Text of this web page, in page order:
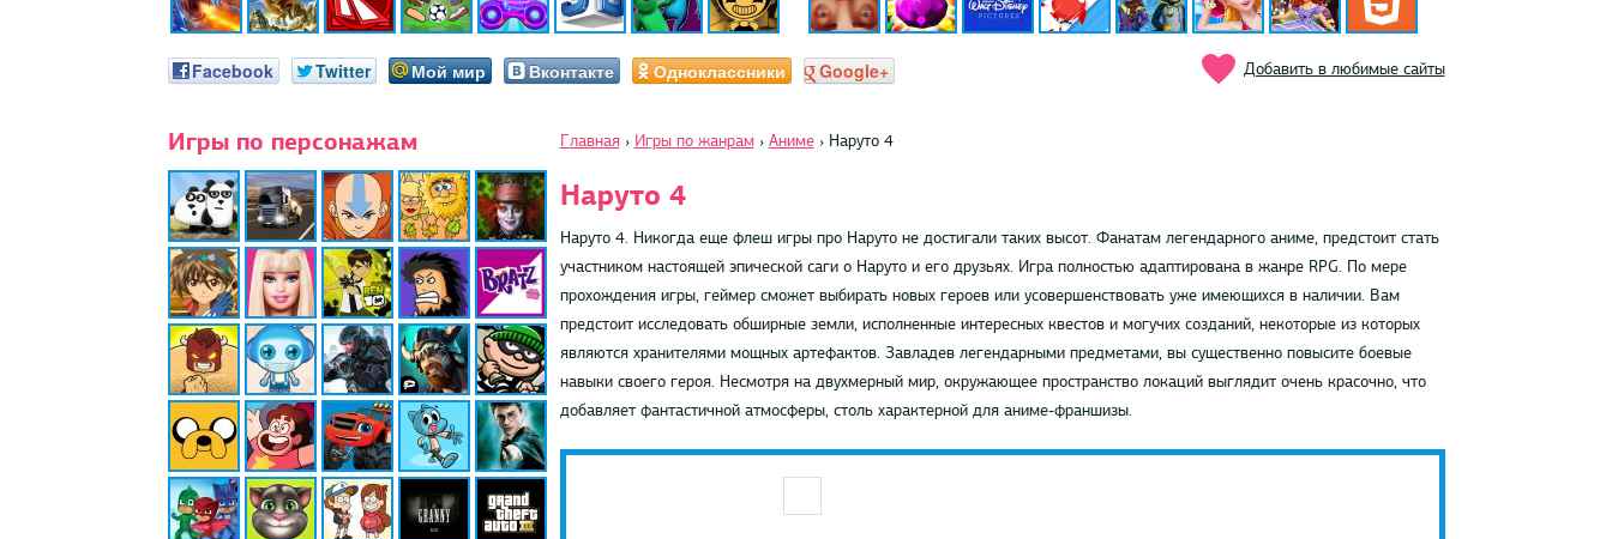
Facebook Twitter Мой мир Вконтакте Одноклассники Google+ Добавить в любимые сайты
Игры по персонажам Главная › Игры по жанрам › Аниме › Наруто 4
Наруто 4
Наруто 4. Никогда еще флеш игры про Наруто не достигали таких высот. Фанатам легендарного аниме, предстоит стать
участником настоящей эпической саги о Наруто и его друзьях. Игра полностью адаптирована в жанре RPG. По мере
прохождения игры, геймер сможет выбирать новых героев или усовершенствовать уже имеющихся в наличии. Вам
предстоит исследовать обширные земли, исполненные интересных квестов и могучих созданий, некоторые из которых
являются хранителями мощных артефактов. Завладев легендарными предметами, вы существенно повысите боевые
навыки своего героя. Несмотря на двухмерный мир, окружающее пространство локаций выглядит очень красочно, что
добавляет фантастичной атмосферы, столь характерной для аниме-франшизы.